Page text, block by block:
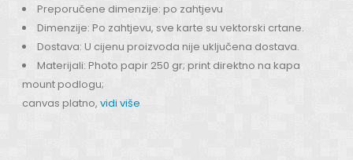
Preporučene dimenzije: po zahtjevu
Dimenzije: Po zahtjevu, sve karte su vektorski crtane.
Dostava: U cijenu proizvoda nije uključena dostava.
Materijali: Photo papir 250 gr; print direktno na kapa
mount podlogu;
canvas platno, vidi više